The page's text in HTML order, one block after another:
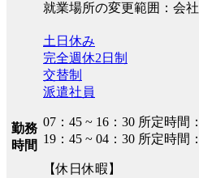
就業場所の変更範囲：会
勤務
時間
土日休み
完全週休2日制
交替制
派遣社員
07：45 ~ 16：30 所定時間
19：45 ~ 04：30 所定時間
【休日休暇】